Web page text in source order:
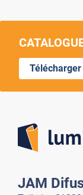
Télécharger
JAM